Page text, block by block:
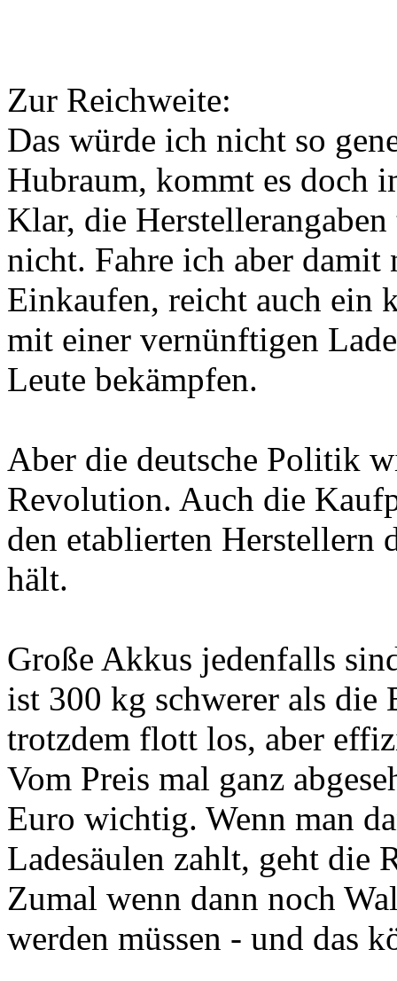
Zur Reichweite:
Das würde ich nicht so
Hubraum, kommt es doch
Klar, die
nicht. Fahre ich aber
Einkaufen, reicht auch ein
mit einer vernünftigen
Leute bekämpfen.
Aber die deutsche Politik
Revolution. Auch die
den etablierten Herstellern
hält.
Große Akkus jedenfalls
ist 300 kg schwerer als
trotzdem flott los, aber
Vom Preis mal ganz
Euro wichtig. Wenn man
Ladesäulen zahlt, geht die
Zumal wenn dann noch
werden müssen - und das